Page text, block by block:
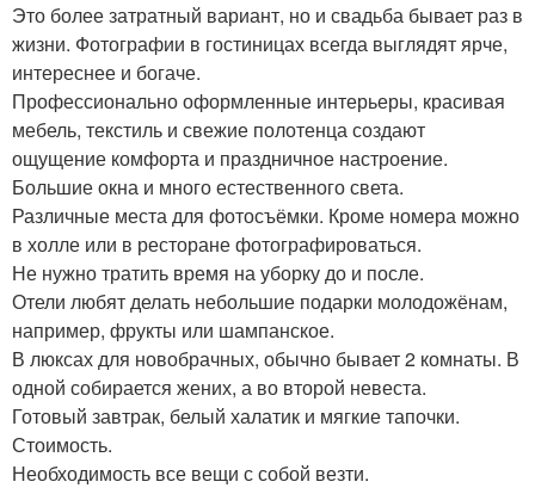
Это более затратный вариант, но и свадьба бывает раз в
жизни. Фотографии в гостиницах всегда выглядят ярче,
интереснее и богаче.
Профессионально оформленные интерьеры, красивая
мебель, текстиль и свежие полотенца создают
ощущение комфорта и праздничное настроение.
Большие окна и много естественного света.
Различные места для фотосъёмки. Кроме номера можно
в холле или в ресторане фотографироваться.
Не нужно тратить время на уборку до и после.
Отели любят делать небольшие подарки молодожёнам,
например, фрукты или шампанское.
В люксах для новобрачных, обычно бывает 2 комнаты. В
одной собирается жених, а во второй невеста.
Готовый завтрак, белый халатик и мягкие тапочки.
Стоимость.
Необходимость все вещи с собой везти.